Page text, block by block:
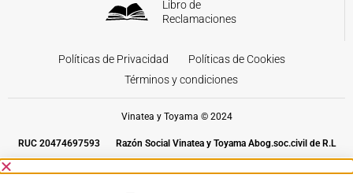
Libro de
Reclamaciones
Políticas de Privacidad
Políticas de Cookies
Términos y condiciones
Vinatea y Toyama © 2024
RUC 20474697593 Razón Social Vinatea y Toyama Abog.soc.civil de R.L